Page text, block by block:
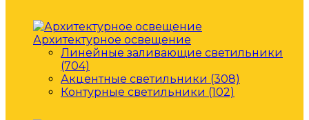
Архитектурное освещение
Линейные заливающие светильники
(704)
Акцентные светильники (308)
Контурные светильники (102)